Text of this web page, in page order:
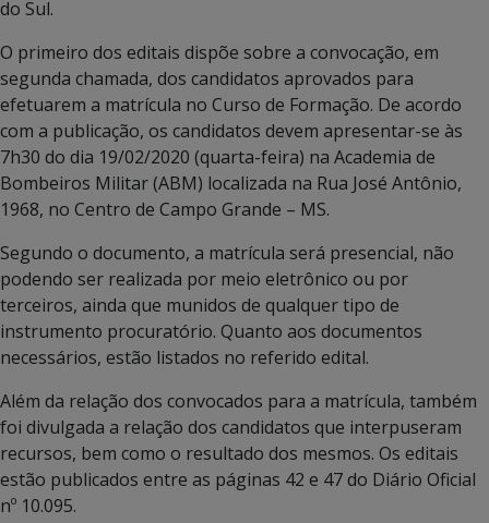
do Sul.
O primeiro dos editais dispõe sobre a convocação, em
segunda chamada, dos candidatos aprovados para
efetuarem a matrícula no Curso de Formação. De acordo
com a publicação, os candidatos devem apresentar-se às
7h30 do dia 19/02/2020 (quarta-feira) na Academia de
Bombeiros Militar (ABM) localizada na Rua José Antônio,
1968, no Centro de Campo Grande – MS.
Segundo o documento, a matrícula será presencial, não
podendo ser realizada por meio eletrônico ou por
terceiros, ainda que munidos de qualquer tipo de
instrumento procuratório. Quanto aos documentos
necessários, estão listados no referido edital.
Além da relação dos convocados para a matrícula, também
foi divulgada a relação dos candidatos que interpuseram
recursos, bem como o resultado dos mesmos. Os editais
estão publicados entre as páginas 42 e 47 do Diário Oficial
nº 10.095.